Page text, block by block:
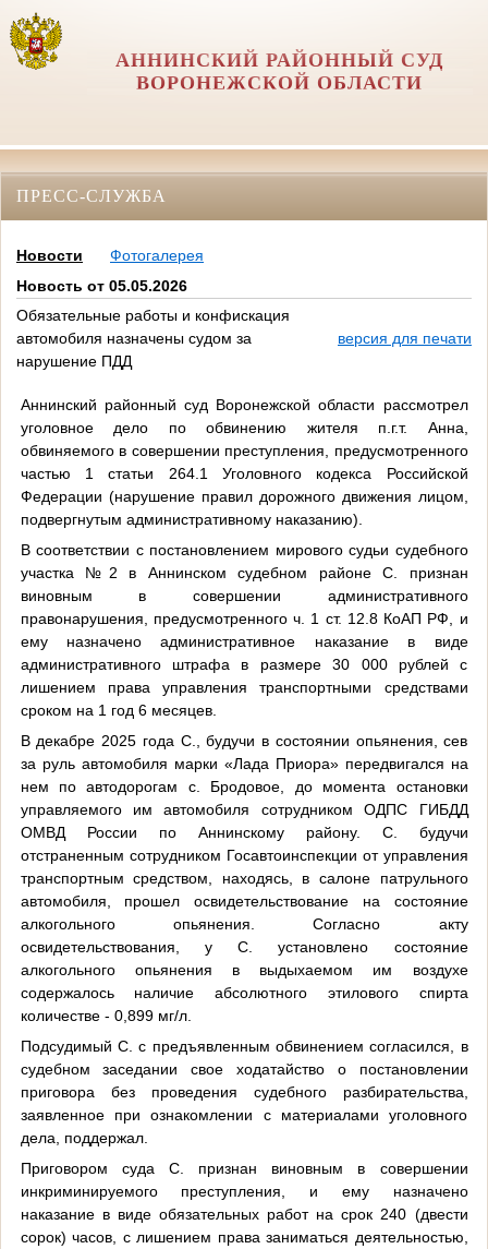
АННИНСКИЙ РАЙОННЫЙ СУД
ВОРОНЕЖСКОЙ ОБЛАСТИ
ПРЕСС-СЛУЖБА
Новости
Фотогалерея
Новость от 05.05.2026
Обязательные работы и конфискация
автомобиля назначены судом за
нарушение ПДД
версия для печати
Аннинский районный суд Воронежской области рассмотрел
уголовное дело по обвинению жителя п.г.т. Анна,
обвиняемого в совершении преступления, предусмотренного
частью 1 статьи 264.1 Уголовного кодекса Российской
Федерации (нарушение правил дорожного движения лицом,
подвергнутым административному наказанию).
В соответствии с постановлением мирового судьи судебного
участка №2 в Аннинском судебном районе С. признан
виновным в совершении административного
правонарушения, предусмотренного ч. 1 ст. 12.8 КоАП РФ, и
ему назначено административное наказание в виде
административного штрафа в размере 30 000 рублей с
лишением права управления транспортными средствами
сроком на 1 год 6 месяцев.
В декабре 2025 года С., будучи в состоянии опьянения, сев
за руль автомобиля марки «Лада Приора» передвигался на
нем по автодорогам с. Бродовое, до момента остановки
управляемого им автомобиля сотрудником ОДПС ГИБДД
ОМВД России по Аннинскому району. С. будучи
отстраненным сотрудником Госавтоинспекции от управления
транспортным средством, находясь, в салоне патрульного
автомобиля, прошел освидетельствование на состояние
алкогольного опьянения. Согласно акту
освидетельствования, у С. установлено состояние
алкогольного опьянения в выдыхаемом им воздухе
содержалось наличие абсолютного этилового спирта
количестве - 0,899 мг/л.
Подсудимый С. с предъявленным обвинением согласился, в
судебном заседании свое ходатайство о постановлении
приговора без проведения судебного разбирательства,
заявленное при ознакомлении с материалами уголовного
дела, поддержал.
Приговором суда С. признан виновным в совершении
инкриминируемого преступления, и ему назначено
наказание в виде обязательных работ на срок 240 (двести
сорок) часов, с лишением права заниматься деятельностью,